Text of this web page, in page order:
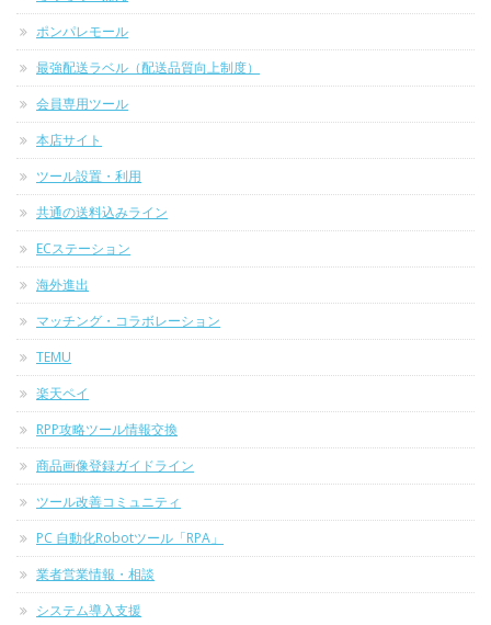
ポンパレモール
最強配送ラベル（配送品質向上制度）
会員専用ツール
本店サイト
ツール設置・利用
共通の送料込みライン
ECステーション
海外進出
マッチング・コラボレーション
TEMU
楽天ペイ
RPP攻略ツール情報交換
商品画像登録ガイドライン
ツール改善コミュニティ
PC 自動化Robotツール「RPA」
業者営業情報・相談
システム導入支援